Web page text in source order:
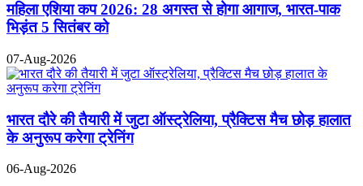
महिला एशिया कप 2026: 28 अगस्त से होगा आगाज, भारत-पाक
भिड़ंत 5 सितंबर को
07-Aug-2026
भारत दौरे की तैयारी में जुटा ऑस्ट्रेलिया, प्रैक्टिस मैच छोड़ हालात
के अनुरूप करेगा ट्रेनिंग
06-Aug-2026